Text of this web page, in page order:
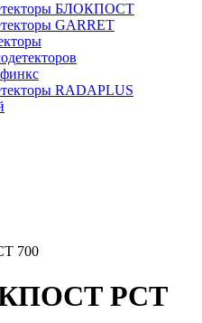
БЛОКПОСТ
GARRET
RADAPLUS
700
РСТ